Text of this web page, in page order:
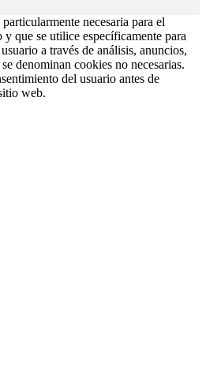
necesaria para el
que se utilice específicamente para
a través de análisis, anuncios,
denominan cookies no necesarias.
del usuario antes de
web.